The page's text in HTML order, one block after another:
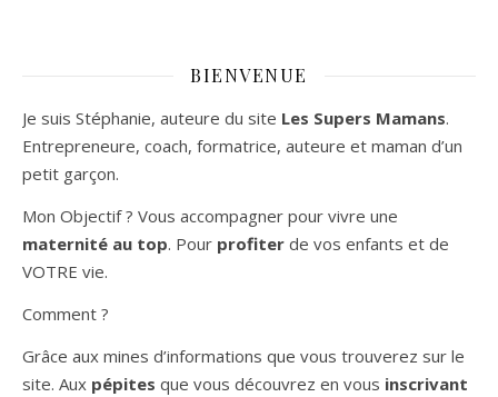
BIENVENUE
Je suis Stéphanie, auteure du site Les Supers Mamans.
Entrepreneure, coach, formatrice, auteure et maman d’un
petit garçon.
Mon Objectif ? Vous accompagner pour vivre une
maternité au top. Pour profiter de vos enfants et de
VOTRE vie.
Comment ?
Grâce aux mines d’informations que vous trouverez sur le
site. Aux pépites que vous découvrez en vous inscrivant